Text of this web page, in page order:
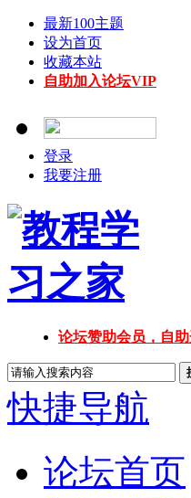
最新100主题
设为首页
收藏本站
自助加入论坛VIP
登录
我要注册
论坛赞助会员，自
快捷导航
论坛首页